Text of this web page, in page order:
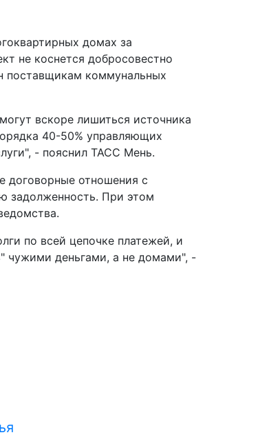
домах за
не коснется добросовестно
поставщикам коммунальных
вскоре лишиться источника
40-50% управляющих
- пояснил ТАСС Мень.
договорные отношения с
задолженность. При этом
по всей цепочке платежей, и
чужими деньгами, а не домами", -